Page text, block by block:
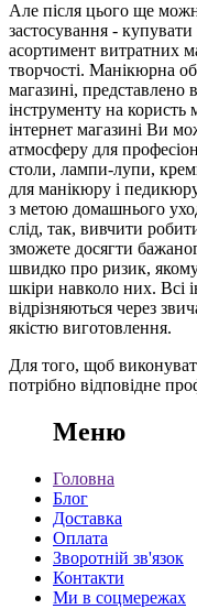
Але після цього ще
застосування -
асортимент витратних
творчості. Манікюрна
магазині, представлено
інструменту на
інтернет магазині Ви
атмосферу для
столи, лампи-лупи,
для манікюру і
з метою домашнього
слід, так, вивчити
зможете досягти
швидко про ризик, якому
шкіри навколо них. Всі
відрізняються через
якістю виготовлення.
Для того, щоб
потрібно відповідне
Меню
Головна
Блог
Доставка
Оплата
Зворотній зв'язок
Контакти
Ми в соцмережах